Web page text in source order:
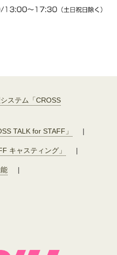
ステム「CROSS
TALK for STAFF」 |
キャスティング」 |
|